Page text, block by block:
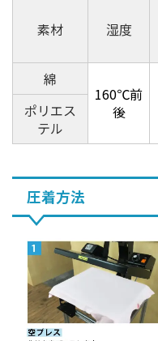
素材 湿度
綿
160℃前
後
ポリエス
テル
圧着方法